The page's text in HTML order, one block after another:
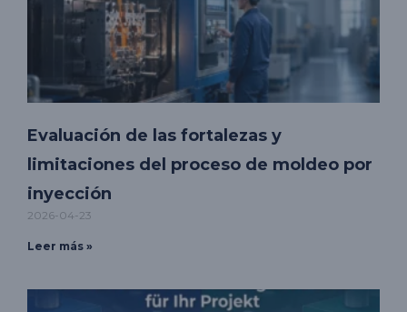
Evaluación de las fortalezas y
limitaciones del proceso de moldeo por
inyección
2026-04-23
Leer más »